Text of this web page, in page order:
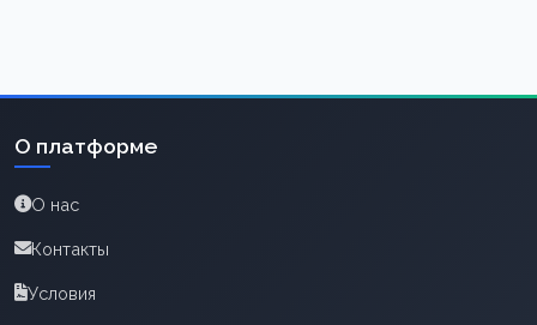
О платформе
О нас
Контакты
Условия